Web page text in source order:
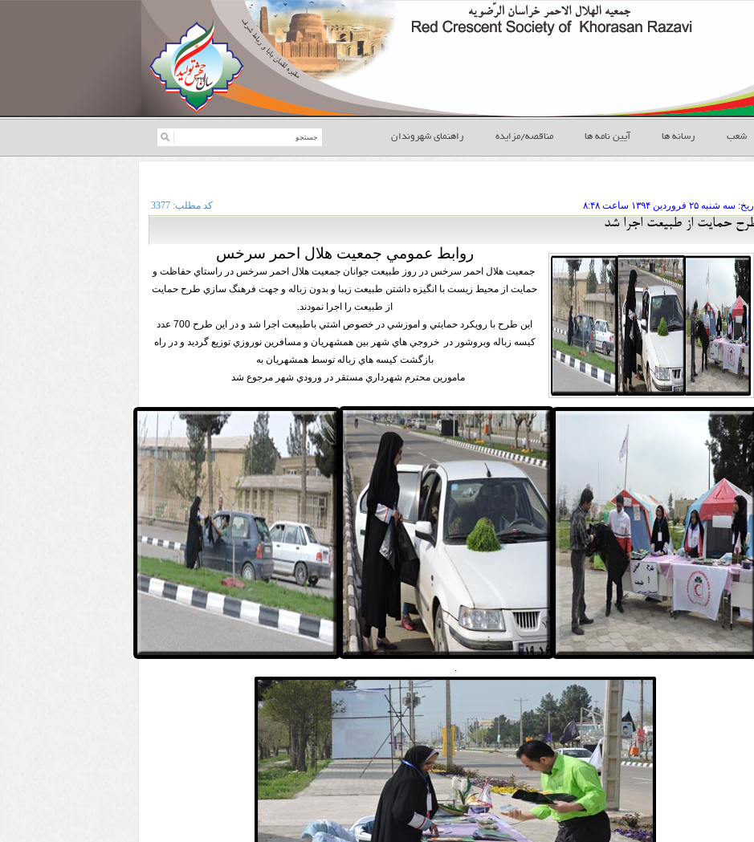
شعب رسانه ها آیین نامه ها مناقصه/مزایده راهنمای شهروندان
۱۳۹۴ سه شنبه ۲۵ فروردين ساعت ۸:۴۸ کد مطلب: 3377
حمايت از طبيعت اجرا شد
روابط عمومي جمعيت هلال احمر سرخس
جمعيت هلال احمر سرخس در روز طبيعت جوانان جمعيت هلال احمر سرخس در راستاي حفاظت و
حمايت از محيط زيست با انگيزه داشتن طبيعت زيبا و بدون زباله و جهت فرهنگ سازي طرح حمايت
از طبيعت را اجرا نمودند.
اين طرح با رويكرد حمايتي و اموزشي در خصوص اشتي باطبيعت اجرا شد و در اين طرح 700 عدد
كيسه زباله وبروشور در خروجي هاي شهر بين همشهريان و مسافرين نوروزي توزيع گرديد و در راه
بازگشت كيسه هاي زباله توسط همشهريان به
مامورين محترم شهرداري مستقر در ورودي شهر مرجوع شد
.